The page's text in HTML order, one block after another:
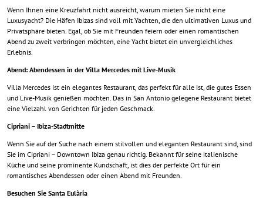
Wenn Ihnen eine Kreuzfahrt nicht ausreicht, warum mieten Sie nicht eine
Luxusyacht? Die Häfen Ibizas sind voll mit Yachten, die den ultimativen Luxus und
Privatsphäre bieten. Egal, ob Sie mit Freunden feiern oder einen romantischen
Abend zu zweit verbringen möchten, eine Yacht bietet ein unvergleichliches
Erlebnis.
Abend: Abendessen in der Villa Mercedes mit Live-Musik
Villa Mercedes ist ein elegantes Restaurant, das perfekt für alle ist, die gutes Essen
und Live-Musik genießen möchten. Das in San Antonio gelegene Restaurant bietet
eine Vielzahl von Gerichten für jeden Geschmack.
Cipriani – Ibiza-Stadtmitte
Wenn Sie auf der Suche nach einem stilvollen und eleganten Restaurant sind, sind
Sie im Cipriani – Downtown Ibiza genau richtig. Bekannt für seine italienische
Küche und seine prominente Kundschaft, ist dies der perfekte Ort für ein
romantisches Abendessen oder einen Abend mit Freunden.
Besuchen Sie Santa Eulària